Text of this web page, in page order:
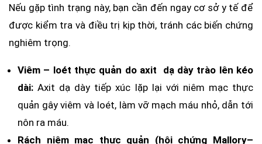
Nếu gặp tình trạng này, bạn cần đến ngay cơ sở y tế để
được kiểm tra và điều trị kịp thời, tránh các biến chứng
nghiêm trọng.
Viêm – loét thực quản do axit dạ dày trào lên kéo
dài: Axit dạ dày tiếp xúc lặp lại với niêm mạc thực
quản gây viêm và loét, làm vỡ mạch máu nhỏ, dẫn tới
nôn ra máu.
Rách niêm mạc thực quản (hội chứng Mallory–